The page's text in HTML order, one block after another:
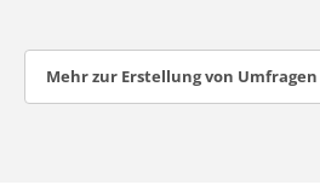
Mehr zur Erstellung von Umfragen